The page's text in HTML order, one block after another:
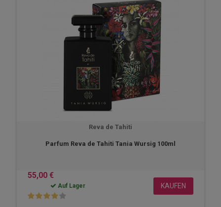
Reva de Tahiti
Parfum Reva de Tahiti Tania Wursig 100ml
55,00 €
Auf Lager KAUFEN